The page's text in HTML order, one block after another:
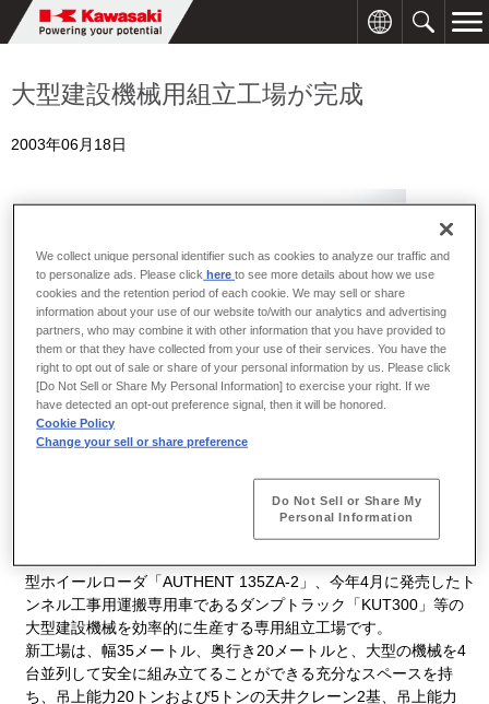
大型建設機械用組立工場が完成
2003年06月18日
川崎重工は、建設機械の生産拠点である播州工場（兵庫県加古郡
この新工場は、トンネル工事用作業車両「ロードホールダンプ」6
型ホイールローダ「AUTHENT 135ZA-2」、今年4月に発売したト
ンネル工事用運搬専用車であるダンプトラック「KUT300」等の
大型建設機械を効率的に生産する専用組立工場です。
新工場は、幅35メートル、奥行き20メートルと、大型の機械を4
台並列して安全に組み立てることができる充分なスペースを持
ち、吊上能力20トンおよび5トンの天井クレーン2基、吊上能力
We collect unique personal identifier such as cookies to analyze our traffic and
to personalize ads. Please click hereto see more details about how we use
cookies and the retention period of each cookie. We may sell or share
information about your use of our website to/with our analytics and advertising
partners, who may combine it with other information that you have provided to
them or that they have collected from your use of their services. You have the
right to opt out of sale or share of your personal information by us. Please click
[Do Not Sell or Share My Personal Information] to exercise your right. If we
have detected an opt-out preference signal, then it will be honored.
Cookie Policy
Change your sell or share preference
Do Not Sell or Share My
Personal Information